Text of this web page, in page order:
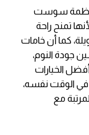
سوست
تمنح راحة
كما أن خامات
جودة النوم،
الخيارات
في الوقت نفسه،
مع